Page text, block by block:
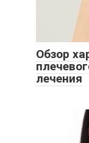
Обзор
лечения